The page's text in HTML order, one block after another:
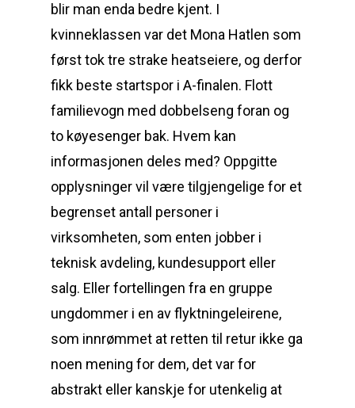
blir man enda bedre kjent. I
kvinneklassen var det Mona Hatlen som
først tok tre strake heatseiere, og derfor
fikk beste startspor i A-finalen. Flott
familievogn med dobbelseng foran og
to køyesenger bak. Hvem kan
informasjonen deles med? Oppgitte
opplysninger vil være tilgjengelige for et
begrenset antall personer i
virksomheten, som enten jobber i
teknisk avdeling, kundesupport eller
salg. Eller fortellingen fra en gruppe
ungdommer i en av flyktningeleirene,
som innrømmet at retten til retur ikke ga
noen mening for dem, det var for
abstrakt eller kanskje for utenkelig at